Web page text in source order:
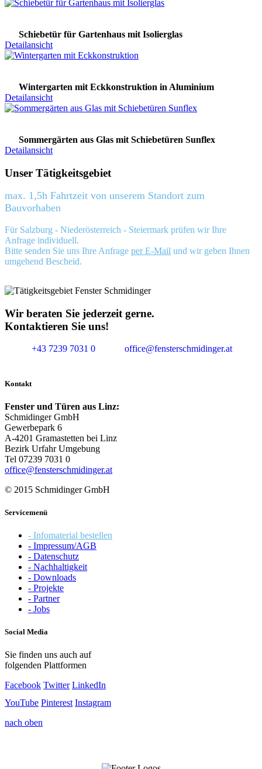
Schiebetür für Gartenhaus mit Isolierglas
Detailansicht
Wintergarten mit Eckkonstruktion in Aluminium
Detailansicht
Sommergärten aus Glas mit Schiebetüren Sunflex
Detailansicht
Unser Tätigkeitsgebiet
max. 1,5h Fahrtzeit von unserem Standort zum
Bauvorhaben
Für Salzburg - Niederösterreich - Steiermark prüfen wir Ihre
Anfrage individuell.
Bitte senden Sie uns Ihre Anfrage per E-Mail und wir geben Ihnen
umgehend Bescheid.
Wir beraten Sie jederzeit gerne.
Kontaktieren Sie uns!
+43 7239 7031 0 office@fensterschmidinger.at
Kontakt
Fenster und Türen aus Linz:
Schmidinger GmbH
Gewerbepark 6
A-4201 Gramastetten bei Linz
Bezirk Urfahr Umgebung
Tel 07239 7031 0
office@fensterschmidinger.at
© 2015 Schmidinger GmbH
Servicemenü
- Infomaterial bestellen
- Impressum/AGB
- Datenschutz
- Nachhaltigkeit
- Downloads
- Projekte
- Partner
- Jobs
Social Media
Sie finden uns auch auf
folgenden Plattformen
Facebook Twitter LinkedIn
YouTube Pinterest Instagram
nach oben